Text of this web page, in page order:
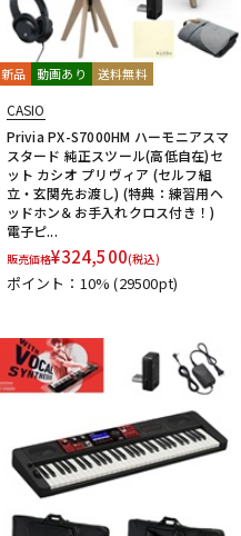
新品 動画あり 送料無料
CASIO
Privia PX-S7000HM ハーモニアスマ
スタード 純正スツール(高低自在)セ
ット カシオ プリヴィア (セルフ組
立・玄関先お渡し) (特典：練習用ヘ
ッドホン＆お手入れクロス付き！)
電子ピ...
販売価格¥324,500(税込)
ポイント：10%(29500pt)